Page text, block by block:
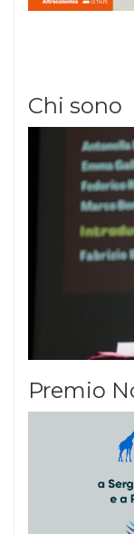
Chi sono
Premio